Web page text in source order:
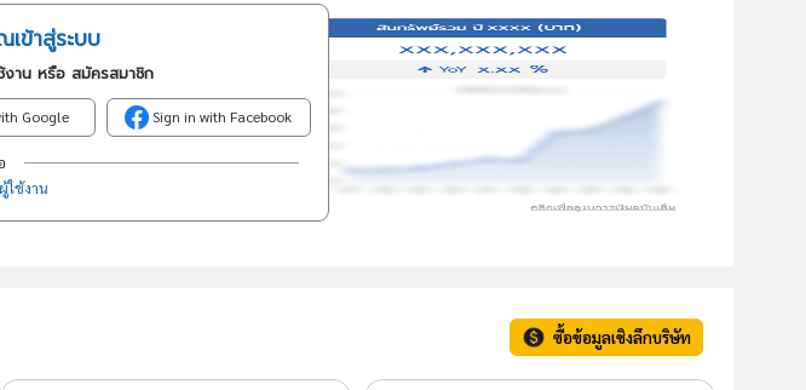
ข้าสู่ระบบ
งาน หรือ สมัครสมาชิก
Google Sign in with Facebook
ใช้งาน
ซื้อข้อมูลเชิงลึกบริษัท